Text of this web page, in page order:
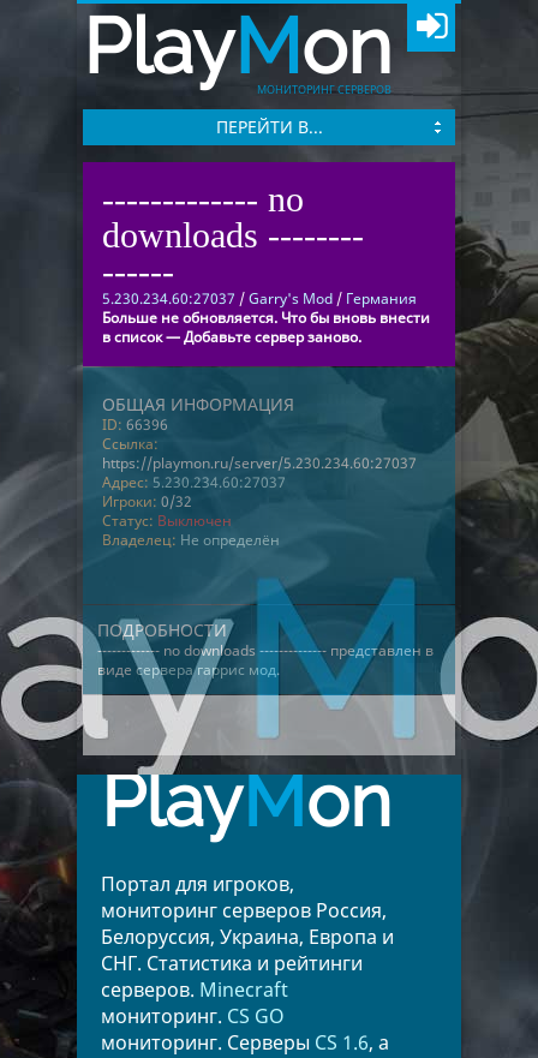
PlayMon
МОНИТОРИНГ СЕРВЕРОВ
ПЕРЕЙТИ В...
------------- no
downloads --------
------
5.230.234.60:27037 /Garry's Mod / Германия
Больше не обновляется. Что бы вновь внести
в список — Добавьте сервер заново.
ОБЩАЯ ИНФОРМАЦИЯ
ID: 66396
Ссылка:
https://playmon.ru/server/5.230.234.60:27037
Адрес: 5.230.234.60:27037
Игроки: 0/32
Статус: Выключен
Владелец: Не определён
ПОДРОБНОСТИ
------------- no downloads -------------- представлен в
видесервера гаррис мод.
PlayMon
Портал для игроков,
мониторинг серверов Россия,
Белоруссия, Украина, Европа и
СНГ. Статистика и рейтинги
серверов. Minecraft
мониторинг. CS GO
мониторинг. Серверы CS 1.6, а